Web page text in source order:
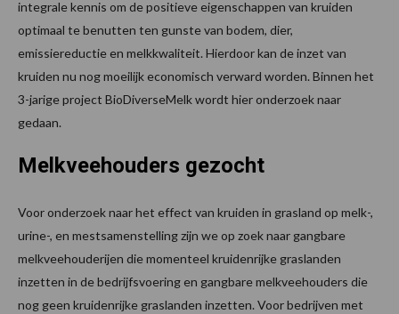
integrale kennis om de positieve eigenschappen van kruiden
optimaal te benutten ten gunste van bodem, dier,
emissiereductie en melkkwaliteit. Hierdoor kan de inzet van
kruiden nu nog moeilijk economisch verward worden. Binnen het
3-jarige project BioDiverseMelk wordt hier onderzoek naar
gedaan.
Melkveehouders gezocht
Voor onderzoek naar het effect van kruiden in grasland op melk-,
urine-, en mestsamenstelling zijn we op zoek naar gangbare
melkveehouderijen die momenteel kruidenrijke graslanden
inzetten in de bedrijfsvoering en gangbare melkveehouders die
nog geen kruidenrijke graslanden inzetten. Voor bedrijven met